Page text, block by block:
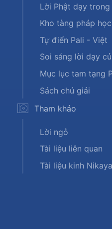
Lời Phật dạy
Kho tàng pháp học
Tự điển Pali - Việt
Soi sáng lời dạy
Mục lục tam tạng
Sách chú giải
Tham khảo
Lời ngỏ
Tài liệu liên quan
Tài liệu kinh Nikaya